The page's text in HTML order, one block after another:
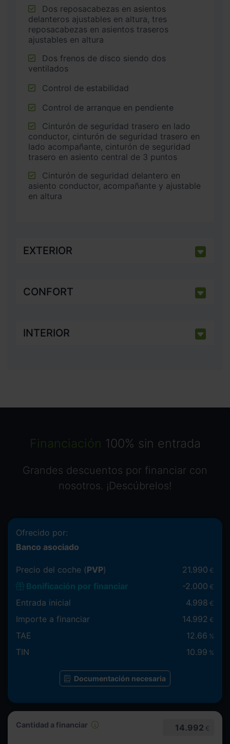
delanteros ajustables en altura, tres
reposacabezas en asientos traseros
ajustables en altura
ventilados
Control de estabilidad
Control de arranque en pendiente
conductor, cinturón de seguridad trasero en
lado acompañante, cinturón de seguridad
trasero en asiento central de 3 puntos
asiento conductor, acompañante y ajustable
en altura
EXTERIOR
CONFORT
INTERIOR
Financiación 100% sin entrada
Grandes descuentos por financiar con
nosotros. ¡Descúbrelos!
Cantidad a financiar 14.992 €
Ofrecido por:
Banco asociado
Precio del coche (PVP) 21.990 €
Bonificación por financiar -2.000 €
Entrada inicial 4.998 €
Importe a financiar 14.992 €
TAE 12.66 %
TIN 10.99 %
Documentación necesaria